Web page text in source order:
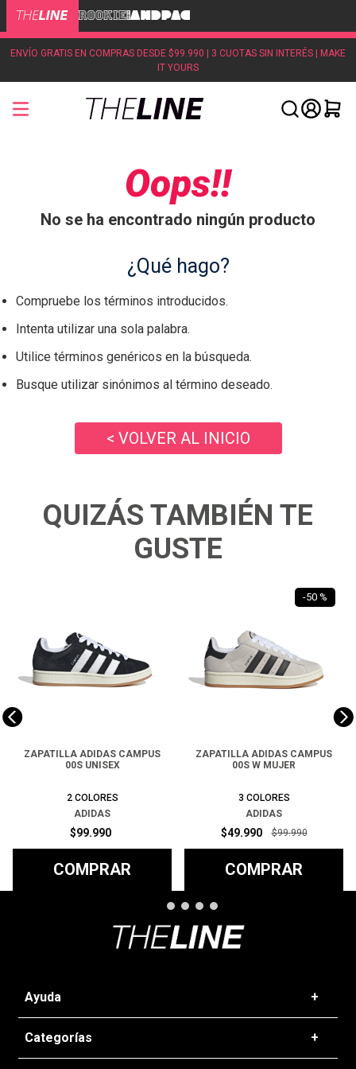
ENVÍO GRATIS EN COMPRAS DESDE $99.990 | 3 CUOTAS SIN INTERÉS | MAKE
IT YOURS
Oops!!
No se ha encontrado ningún producto
¿Qué hago?
Compruebe los términos introducidos.
Intenta utilizar una sola palabra.
Utilice términos genéricos en la búsqueda.
Busque utilizar sinónimos al término deseado.
< VOLVER AL INICIO
QUIZÁS TAMBIÉN TE
GUSTE
ZAPATILLA ADIDAS CAMPUS
00S UNISEX
2 COLORES
ADIDAS
$99.990
COMPRAR
-50 %
ZAPATILLA ADIDAS CAMPUS
00S W MUJER
3 COLORES
ADIDAS
$49.990 $99.990
COMPRAR
Ayuda +
Preguntas frecuentes
T&C - Políticas de Envío
Categorías +